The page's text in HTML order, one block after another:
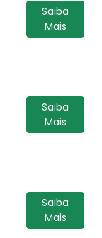
Saiba
Mais
Saiba
Mais
Saiba
Mais